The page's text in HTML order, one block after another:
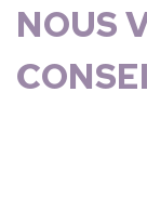
NOUS